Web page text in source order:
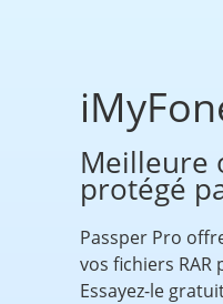
Meilleure
protégé
Passper Pro
vos fichiers RAR
Essayez-le